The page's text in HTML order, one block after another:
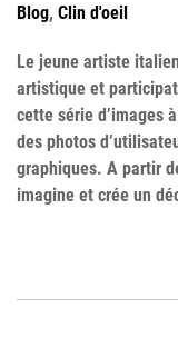
Blog, Clin d'oeil
Le jeune artiste
artistique et
cette série d’images
des photos
graphiques. A partir
imagine et crée un